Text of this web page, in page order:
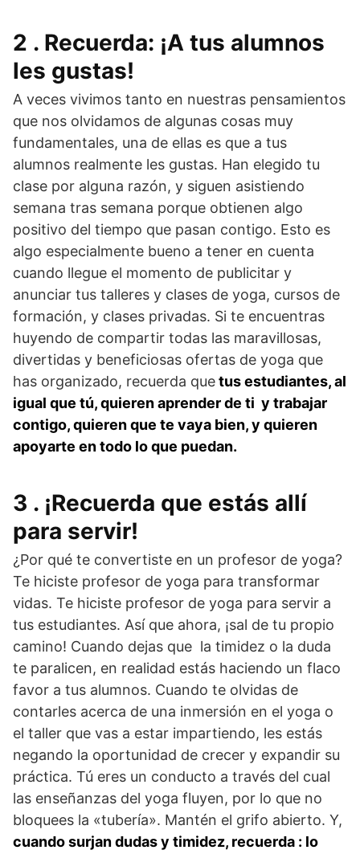
2 . Recuerda: ¡A tus alumnos
les gustas!
A veces vivimos tanto en nuestras pensamientos
que nos olvidamos de algunas cosas muy
fundamentales, una de ellas es que a tus
alumnos realmente les gustas. Han elegido tu
clase por alguna razón, y siguen asistiendo
semana tras semana porque obtienen algo
positivo del tiempo que pasan contigo. Esto es
algo especialmente bueno a tener en cuenta
cuando llegue el momento de publicitar y
anunciar tus talleres y clases de yoga, cursos de
formación, y clases privadas. Si te encuentras
huyendo de compartir todas las maravillosas,
divertidas y beneficiosas ofertas de yoga que
has organizado, recuerda quetus estudiantes, al
igual que tú, quieren aprender de ti y trabajar
contigo, quieren que te vaya bien, y quieren
apoyarte en todo lo que puedan.
3 . ¡Recuerda que estás allí
para servir!
¿Por qué te convertiste en un profesor de yoga?
Te hiciste profesor de yoga para transformar
vidas. Te hiciste profesor de yoga para servir a
tus estudiantes. Así que ahora, ¡sal de tu propio
camino! Cuando dejas que la timidez o la duda
te paralicen, en realidad estás haciendo un flaco
favor a tus alumnos. Cuando te olvidas de
contarles acerca de una inmersión en el yoga o
el taller que vas a estar impartiendo, les estás
negando la oportunidad de crecer y expandir su
práctica. Tú eres un conducto a través del cual
las enseñanzas del yoga fluyen, por lo que no
bloquees la «tubería». Mantén el grifo abierto. Y,
cuando surjan dudas y timidez, recuerda : lo